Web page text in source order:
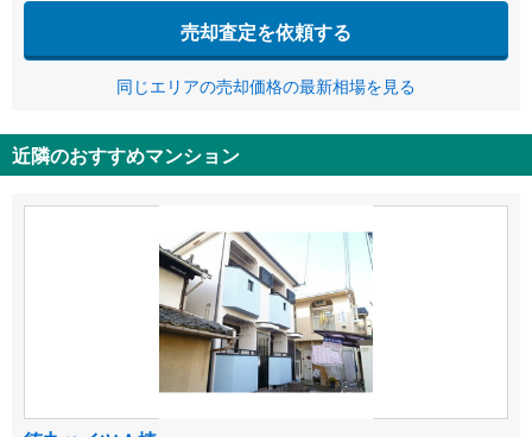
売却査定を依頼する
同じエリアの売却価格の最新相場を見る
近隣のおすすめマンション